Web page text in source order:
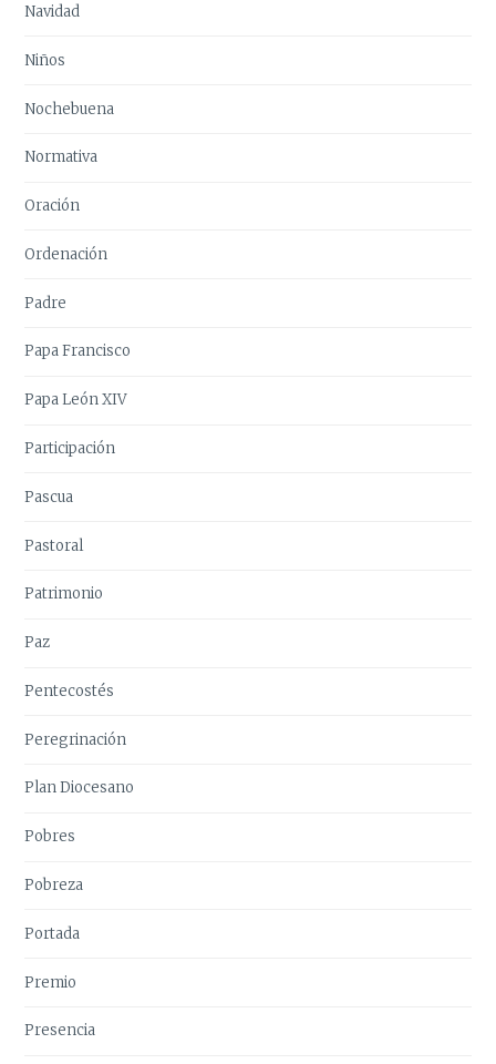
Navidad
Niños
Nochebuena
Normativa
Oración
Ordenación
Padre
Papa Francisco
Papa León XIV
Participación
Pascua
Pastoral
Patrimonio
Paz
Pentecostés
Peregrinación
Plan Diocesano
Pobres
Pobreza
Portada
Premio
Presencia